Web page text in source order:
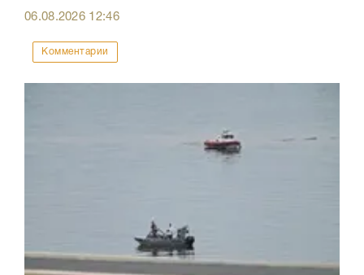
06.08.2026 12:46
Комментарии